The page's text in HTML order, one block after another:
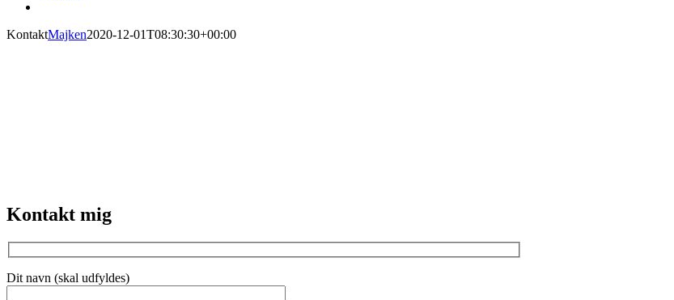
KontaktMajken2020-12-01T08:30:30+00:00
Kontakt mig
Dit navn (skal udfyldes)